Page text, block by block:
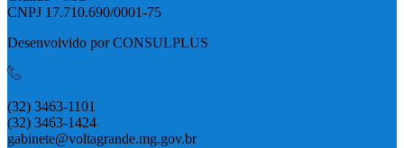
CNPJ 17.710.690/0001-75
Desenvolvido por CONSULPLUS
(32) 3463-1101
(32) 3463-1424
gabinete@voltagrande.mg.gov.br